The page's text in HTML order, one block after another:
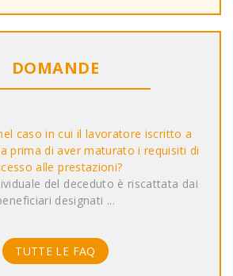
DOMANDE
caso in cui il lavoratore iscritto a
prima di aver maturato i requisiti di
alle prestazioni?
del deceduto è riscattata dai
designati ...
TUTTE LE FAQ